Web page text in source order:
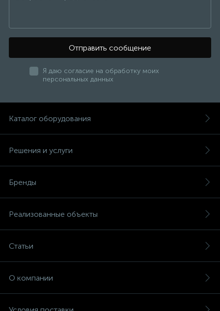
Отправить сообщение
Я даю согласие на обработку моих
персональных данных
Каталог оборудования
Решения и услуги
Бренды
Реализованные объекты
Статьи
О компании